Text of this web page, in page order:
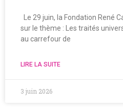
Le 29 juin, la Fondation René
sur le thème : Les traités
au carrefour de
LIRE LA SUITE
3 juin 2026